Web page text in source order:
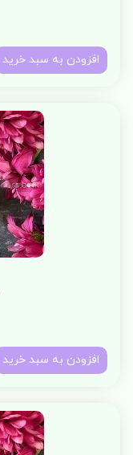
افزودن به سبد خرید
افزودن به سبد خرید